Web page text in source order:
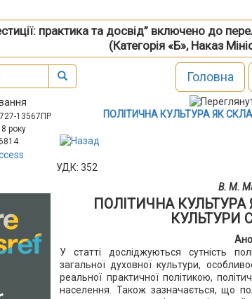
практика та досвід” включено до
(Категорія «Б», Наказ
Головна
13567ПР
року
ПОЛІТИЧНА КУЛЬТУРА ЯК
УДК: 352
В. М.
ПОЛІТИЧНА
КУЛЬТУРИ
У статті досліджуються сутність
загальної духовної культури,
реальної практичної політикою,
населення. Також зазначається, що